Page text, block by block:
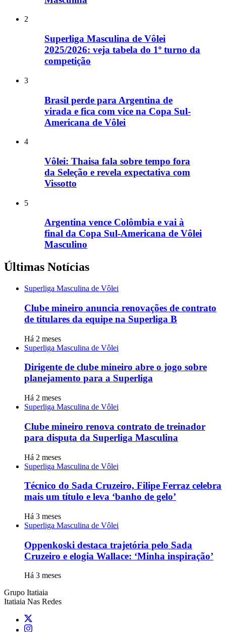
2
Superliga Masculina de Vôlei
2025/2026: veja tabela do 1º turno da
competição
3
Brasil perde para Argentina de
virada e fica com vice na Copa Sul-
Americana de Vôlei
4
Vôlei: Thaisa fala sobre tempo fora
da Seleção e revela expectativa com
Vissotto
5
Argentina vence Colômbia e vai à
final da Copa Sul-Americana de Vôlei
Masculino
Últimas Notícias
Superliga Masculina de Vôlei
Clube mineiro anuncia renovações de contrato
de titulares da equipe na Superliga B
Há 2 meses
Superliga Masculina de Vôlei
Dirigente de clube mineiro abre o jogo sobre
planejamento para a Superliga
Há 2 meses
Superliga Masculina de Vôlei
Clube mineiro renova contrato de treinador
para disputa da Superliga Masculina
Há 2 meses
Superliga Masculina de Vôlei
Técnico do Sada Cruzeiro, Filipe Ferraz celebra
mais um título e leva ‘banho de gelo’
Há 3 meses
Superliga Masculina de Vôlei
Oppenkoski destaca trajetória pelo Sada
Cruzeiro e elogia Wallace: ‘Minha inspiração’
Há 3 meses
Grupo Itatiaia
Itatiaia Nas Redes